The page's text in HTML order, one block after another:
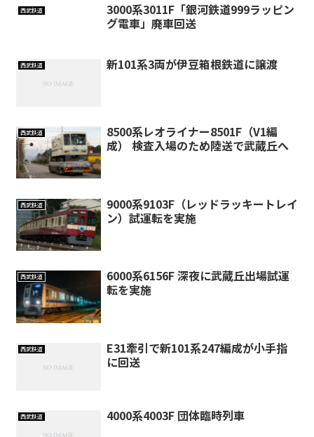
西武鉄道
3000系3011F「銀河鉄道999ラッピン
グ電車」廃車回送
西武鉄道 新101系3両が伊豆箱根鉄道に譲渡
西武鉄道
8500系レオライナー8501F（V1編
成） 検査入場のため陸送で武蔵丘へ
西武鉄道
9000系9103F（レッドラッキートレイ
ン）試運転を実施
西武鉄道
6000系6156F 深夜に武蔵丘出場試運
転を実施
西武鉄道
E31牽引で新101系247編成が小手指
に回送
西武鉄道 4000系4003F 団体臨時列車